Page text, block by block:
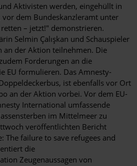
Aktivisten werden, eingehüllt in
vor dem Bundeskanzleramt unter
– jetzt!" demonstrieren.
Selmin Çalışkan und Schauspieler
an der Aktion teilnehmen. Die
Forderungen an die
EU formulieren. Das Amnesty-
ist ebenfalls vor Ort
an der Aktion vorbei. Vor dem EU-
International umfassende
im Mittelmeer zu
veröffentlichten Bericht
The failure to save refugees and
die
Zeugenaussagen von